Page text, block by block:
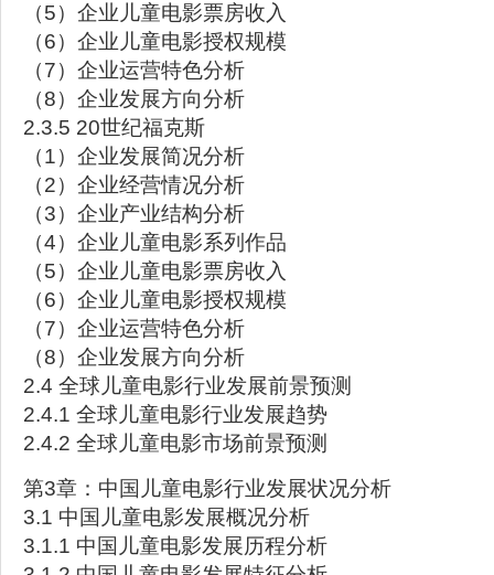
（5）企业儿童电影票房收入
（6）企业儿童电影授权规模
（7）企业运营特色分析
（8）企业发展方向分析
2.3.5 20世纪福克斯
（1）企业发展简况分析
（2）企业经营情况分析
（3）企业产业结构分析
（4）企业儿童电影系列作品
（5）企业儿童电影票房收入
（6）企业儿童电影授权规模
（7）企业运营特色分析
（8）企业发展方向分析
2.4 全球儿童电影行业发展前景预测
2.4.1 全球儿童电影行业发展趋势
2.4.2 全球儿童电影市场前景预测
第3章：中国儿童电影行业发展状况分析
3.1 中国儿童电影发展概况分析
3.1.1 中国儿童电影发展历程分析